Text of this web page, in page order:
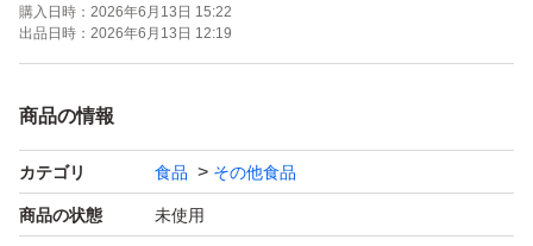
購入日時： 2026年6月13日 15:22
出品日時： 2026年6月13日 12:19
商品の情報
カテゴリ 食品 その他食品
商品の状態 未使用